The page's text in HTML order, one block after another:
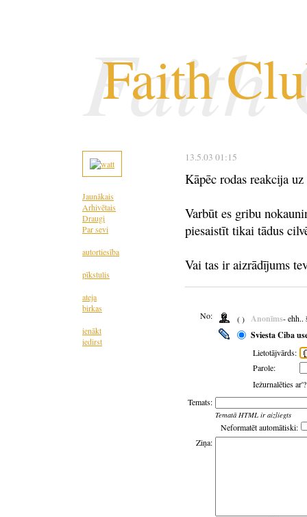
Faith
Faith
Jaunākais
Arhivētais
Draugi
Par sevi
autortiesība
pīkstulis
ateja
birkas
ienākt
iedirst
13.5.03 01:15
Kāpēc rodas reakcija
Varbūt es gribu
piesaistīt tikai tādus
Vai tas ir aizrādījums
No: ( ) Anonīms- ehh..
Sviesta Ciba
Lietotājvārds:
Parole:
Iežurnalēties
Temats:
Tematā HTML ir aizliegts
Neformatēt automātiski:
Ziņa: